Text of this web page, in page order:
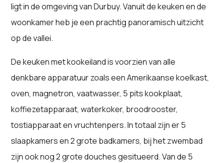
ligt in de omgeving van Durbuy. Vanuit de keuken en de
woonkamer heb je een prachtig panoramisch uitzicht
op de vallei.
De keuken met kookeiland is voorzien van alle
denkbare apparatuur zoals een Amerikaanse koelkast,
oven, magnetron, vaatwasser, 5 pits kookplaat,
koffiezetapparaat, waterkoker, broodrooster,
tostiapparaat en vruchtenpers. In totaal zijn er 5
slaapkamers en 2 grote badkamers, bij het zwembad
zijn ook nog 2 grote douches gesitueerd. Van de 5